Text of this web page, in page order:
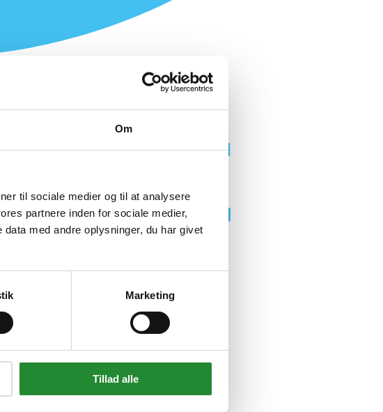
Om
til sociale medier og til at analysere
partnere inden for sociale medier,
med andre oplysninger, du har givet
Marketing
Tillad alle